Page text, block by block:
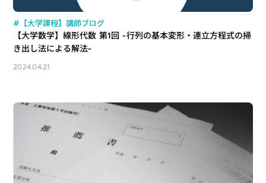
#【大学課程】講師ブログ
【大学数学】線形代数 第1回 -行列の基本変形・連立方程式の掃
き出し法による解法-
2024.04.21